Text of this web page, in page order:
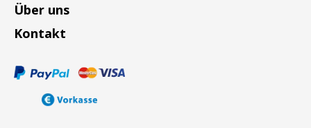
Über uns
Kontakt